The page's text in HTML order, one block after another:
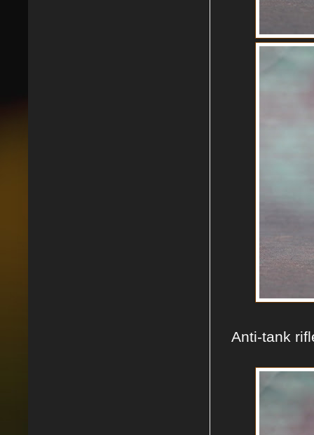
Anti-tank